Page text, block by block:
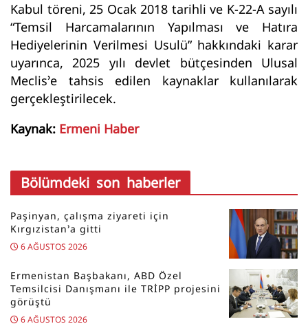
Kabul töreni, 25 Ocak 2018 tarihli ve K-22-A sayılı
“Temsil Harcamalarının Yapılması ve Hatıra
Hediyelerinin Verilmesi Usulü” hakkındaki karar
uyarınca, 2025 yılı devlet bütçesinden Ulusal
Meclis’e tahsis edilen kaynaklar kullanılarak
gerçekleştirilecek.
Kaynak: Ermeni Haber
Bölümdeki son haberler
Paşinyan, çalışma ziyareti için
Kırgızistan’a gitti
6 AĞUSTOS 2026
Ermenistan Başbakanı, ABD Özel
Temsilcisi Danışmanı ile TRİPP projesini
görüştü
6 AĞUSTOS 2026